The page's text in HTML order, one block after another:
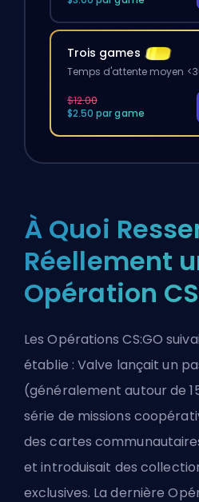
Trois games
Temps d'attente moyen
$12.00
$2.50 par game
À Quoi
Réellement
Opération
Les Opérations CS:GO
établie : Valve lançait un
(généralement autour de
série de missions
des cartes
et introduisait des
exclusives. La dernière